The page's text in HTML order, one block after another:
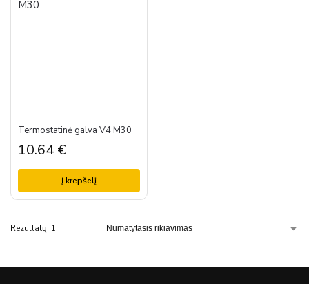
Termostatinė galva V4 M30
10.64 €
Į krepšelį
Rezultatų: 1